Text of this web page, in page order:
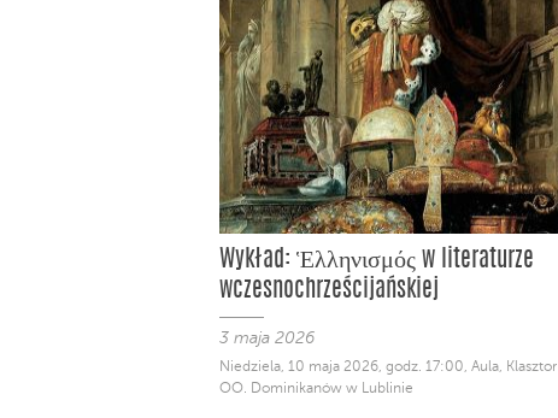
Wykład: Ἑλληνισμός w literaturze
wczesnochrześcijańskiej
3 maja 2026
Niedziela, 10 maja 2026, godz. 17:00, Aula, Klasztor
OO. Dominikanów w Lublinie